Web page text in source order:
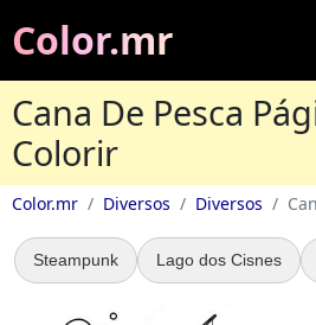
Color.mr
Cana De Pesca
Colorir
Color.mr Diversos Diversos
Steampunk Lago dos Cisnes